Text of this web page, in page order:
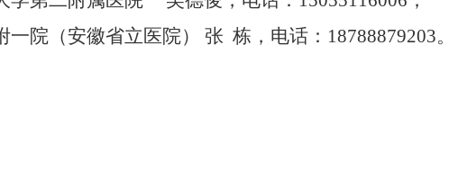
一院（安徽省立医院）
张 栋， 电话： 18788879203。